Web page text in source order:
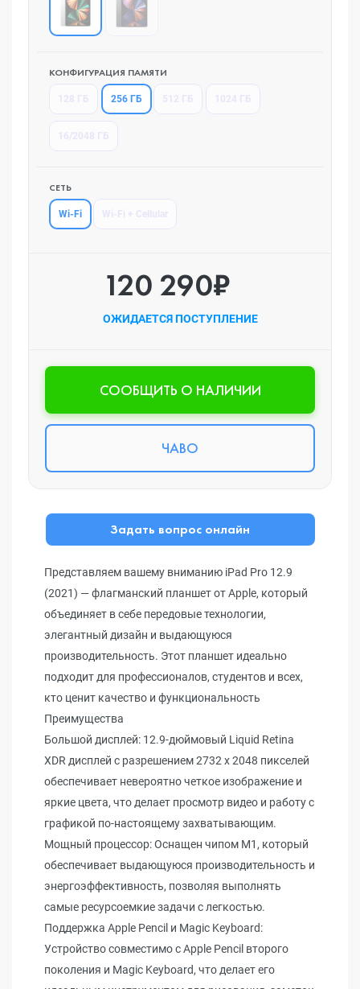
КОНФИГУРАЦИЯ ПАМЯТИ
256 ГБ
СЕТЬ
Wi-Fi
120 290₽
ОЖИДАЕТСЯ ПОСТУПЛЕНИЕ
CООБЩИТЬ О НАЛИЧИИ
ЧАВО
Задать вопрос онлайн
Представляем вашему вниманию iPad Pro 12.9
(2021) — флагманский планшет от Apple, который
объединяет в себе передовые технологии,
элегантный дизайн и выдающуюся
производительность. Этот планшет идеально
подходит для профессионалов, студентов и всех,
кто ценит качество и функциональность
Преимущества
Большой дисплей: 12.9-дюймовый Liquid Retina
XDR дисплей с разрешением 2732 x 2048 пикселей
обеспечивает невероятно четкое изображение и
яркие цвета, что делает просмотр видео и работу с
графикой по-настоящему захватывающим.
Мощный процессор: Оснащен чипом M1, который
обеспечивает выдающуюся производительность и
энергоэффективность, позволяя выполнять
самые ресурсоемкие задачи с легкостью.
Поддержка Apple Pencil и Magic Keyboard:
Устройство совместимо с Apple Pencil второго
поколения и Magic Keyboard, что делает его